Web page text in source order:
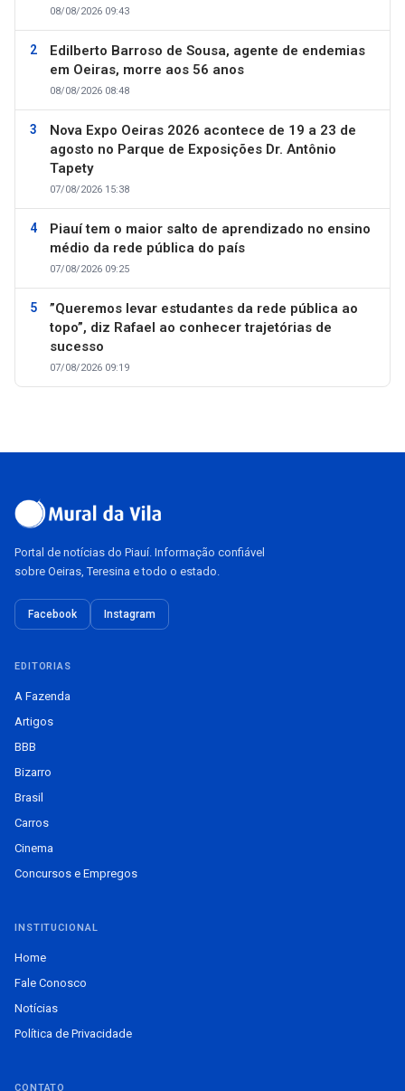
08/08/2026 09:43
Edilberto Barroso de Sousa, agente de endemias
em Oeiras, morre aos 56 anos
08/08/2026 08:48
Nova Expo Oeiras 2026 acontece de 19 a 23 de
agosto no Parque de Exposições Dr. Antônio
Tapety
07/08/2026 15:38
Piauí tem o maior salto de aprendizado no ensino
médio da rede pública do país
07/08/2026 09:25
”Queremos levar estudantes da rede pública ao
topo”, diz Rafael ao conhecer trajetórias de
sucesso
07/08/2026 09:19
Portal de notícias do Piauí. Informação confiável
sobre Oeiras, Teresina e todo o estado.
Facebook Instagram
EDITORIAS
A Fazenda
Artigos
BBB
Bizarro
Brasil
Carros
Cinema
Concursos e Empregos
INSTITUCIONAL
Home
Fale Conosco
Notícias
Política de Privacidade
CONTATO